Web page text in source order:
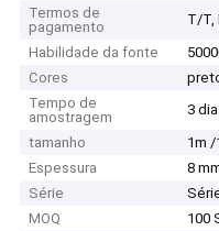
Termos de
pagamento
T/T,
Habilidade da fonte
Cores
Tempo de
amostragem
3
tamanho
1m /
Espessura
8
Série
MOQ
100